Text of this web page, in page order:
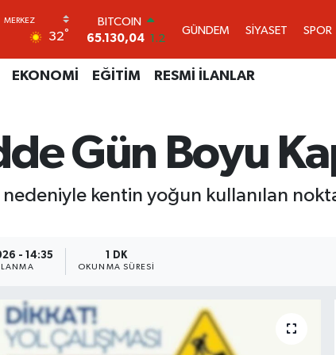
32°
DOLAR
47,7106 0.17
55,1652 0.27
6618.49
BİST100
13.773 -19
BITCOIN
65.130,04
1.2
GÜNDEM SİYASET SPOR
EKONOMİ EĞİTİM RESMİ İLANLAR
Gün Boyu
nedeniyle kentin yoğun kullanılan
- 14:35 1 DK
OKUNMA SÜRESI